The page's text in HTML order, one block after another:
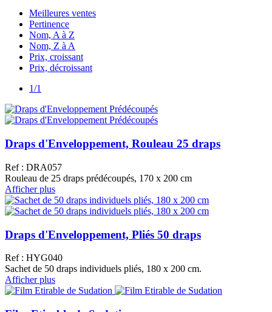
Meilleures ventes
Pertinence
Nom, A à Z
Nom, Z à A
Prix, croissant
Prix, décroissant
1/1
Draps d'Enveloppement, Rouleau 25 draps
Ref : DRA057
Rouleau de 25 draps prédécoupés, 170 x 200 cm
Afficher plus
Draps d'Enveloppement, Pliés 50 draps
Ref : HYG040
Sachet de 50 draps individuels pliés, 180 x 200 cm.
Afficher plus